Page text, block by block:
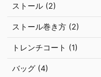
ストール (2)
ストール巻き方 (2)
トレンチコート (1)
バッグ (4)